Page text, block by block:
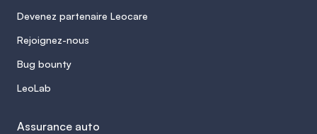
Devenez partenaire Leocare
Rejoignez-nous
Bug bounty
LeoLab
Assurance auto